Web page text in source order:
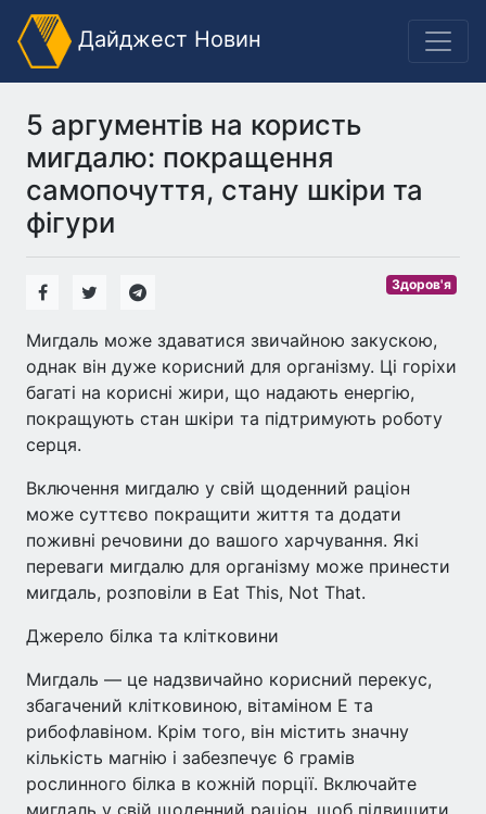
Дайджест Новин
5 аргументів на користь
мигдалю: покращення
самопочуття, стану шкіри та
фігури
Здоров'я
Мигдаль може здаватися звичайною закускою,
однак він дуже корисний для організму. Ці горіхи
багаті на корисні жири, що надають енергію,
покращують стан шкіри та підтримують роботу
серця.
Включення мигдалю у свій щоденний раціон
може суттєво покращити життя та додати
поживні речовини до вашого харчування. Які
переваги мигдалю для організму може принести
мигдаль, розповіли в Eat This, Not That.
Джерело білка та клітковини
Мигдаль — це надзвичайно корисний перекус,
збагачений клітковиною, вітаміном Е та
рибофлавіном. Крім того, він містить значну
кількість магнію і забезпечує 6 грамів
рослинного білка в кожній порції. Включайте
мигдаль у свій щоденний раціон, щоб підвищити